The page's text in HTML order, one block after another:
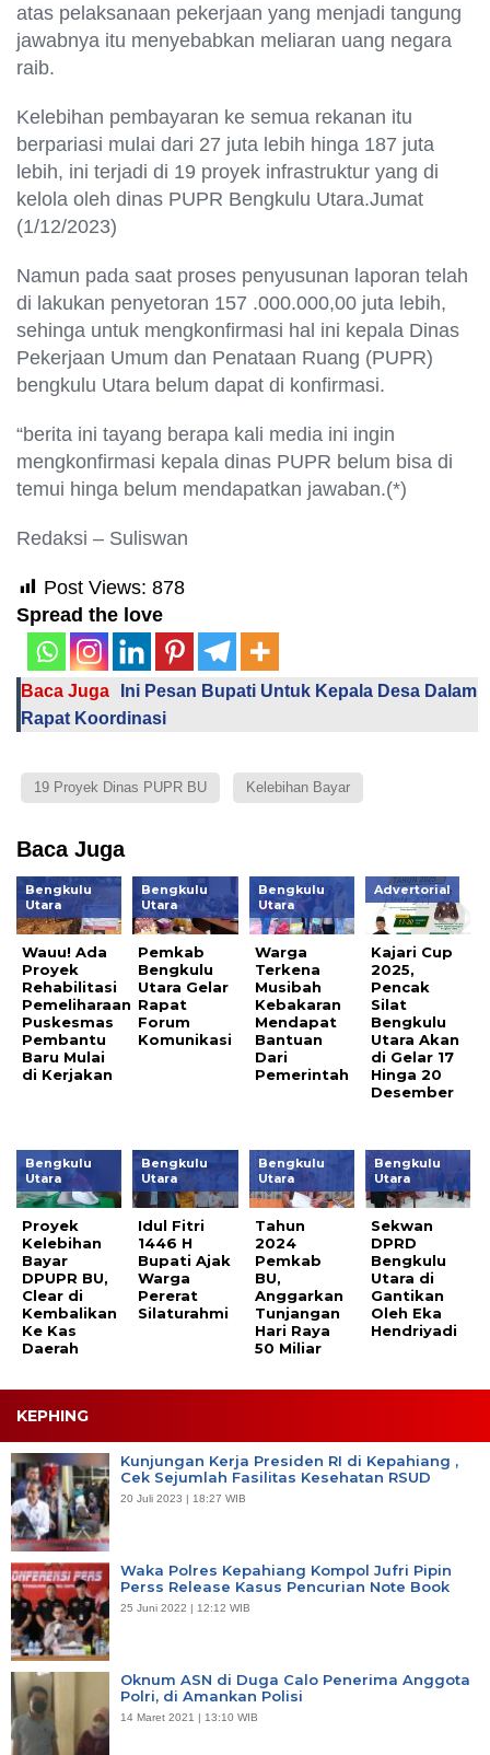
atas pelaksanaan pekerjaan yang menjadi tangung
jawabnya itu menyebabkan meliaran uang negara
raib.
Kelebihan pembayaran ke semua rekanan itu
berpariasi mulai dari 27 juta lebih hinga 187 juta
lebih, ini terjadi di 19 proyek infrastruktur yang di
kelola oleh dinas PUPR Bengkulu Utara.Jumat
(1/12/2023)
Namun pada saat proses penyusunan laporan telah
di lakukan penyetoran 157 .000.000,00 juta lebih,
sehinga untuk mengkonfirmasi hal ini kepala Dinas
Pekerjaan Umum dan Penataan Ruang (PUPR)
bengkulu Utara belum dapat di konfirmasi.
“berita ini tayang berapa kali media ini ingin
mengkonfirmasi kepala dinas PUPR belum bisa di
temui hinga belum mendapatkan jawaban.(*)
Redaksi – Suliswan
Post Views: 878
Spread the love
Baca Juga
Ini Pesan Bupati Untuk Kepala Desa Dalam
Rapat Koordinasi
19 Proyek Dinas PUPR BU Kelebihan Bayar
Baca Juga
Bengkulu
Utara
Wauu! Ada
Proyek
Rehabilitasi
Pemeliharaan
Puskesmas
Pembantu
Baru Mulai
di Kerjakan
Bengkulu
Utara
Pemkab
Bengkulu
Utara Gelar
Rapat
Forum
Komunikasi
Bengkulu
Utara
Warga
Terkena
Musibah
Kebakaran
Mendapat
Bantuan
Dari
Pemerintah
Advertorial
Kajari Cup
2025,
Pencak
Silat
Bengkulu
Utara Akan
di Gelar 17
Hinga 20
Desember
Bengkulu
Utara
Proyek
Kelebihan
Bayar
DPUPR BU,
Clear di
Kembalikan
Ke Kas
Daerah
Bengkulu
Utara
Idul Fitri
1446 H
Bupati Ajak
Warga
Pererat
Silaturahmi
Bengkulu
Utara
Tahun
2024
Pemkab
BU,
Anggarkan
Tunjangan
Hari Raya
50 Miliar
Bengkulu
Utara
Sekwan
DPRD
Bengkulu
Utara di
Gantikan
Oleh Eka
Hendriyadi
KEPHING
Kunjungan Kerja Presiden RI di Kepahiang ,
Cek Sejumlah Fasilitas Kesehatan RSUD
20 Juli 2023 | 18:27 WIB
Waka Polres Kepahiang Kompol Jufri Pipin
Perss Release Kasus Pencurian Note Book
25 Juni 2022 | 12:12 WIB
Oknum ASN di Duga Calo Penerima Anggota
Polri, di Amankan Polisi
14 Maret 2021 | 13:10 WIB